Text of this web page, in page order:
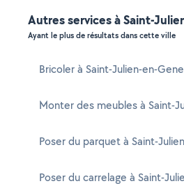
Autres services à Saint-
Ayant le plus de résultats dans cette ville
Bricoler à Saint-Julien-en-
Monter des meubles à Saint-
Poser du parquet à Saint-
Poser du carrelage à Saint-